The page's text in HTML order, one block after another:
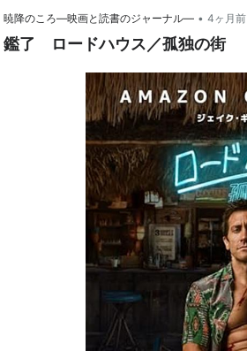
暁降のころ―映画と読書のジャーナル― • 4ヶ月前
鑑了 ロードハウス／孤独の街